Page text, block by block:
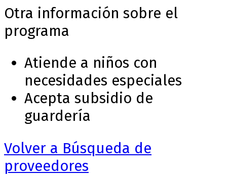
Otra información sobre el
programa
Atiende a niños con
necesidades especiales
Acepta subsidio de
guardería
Volver a Búsqueda de
proveedores